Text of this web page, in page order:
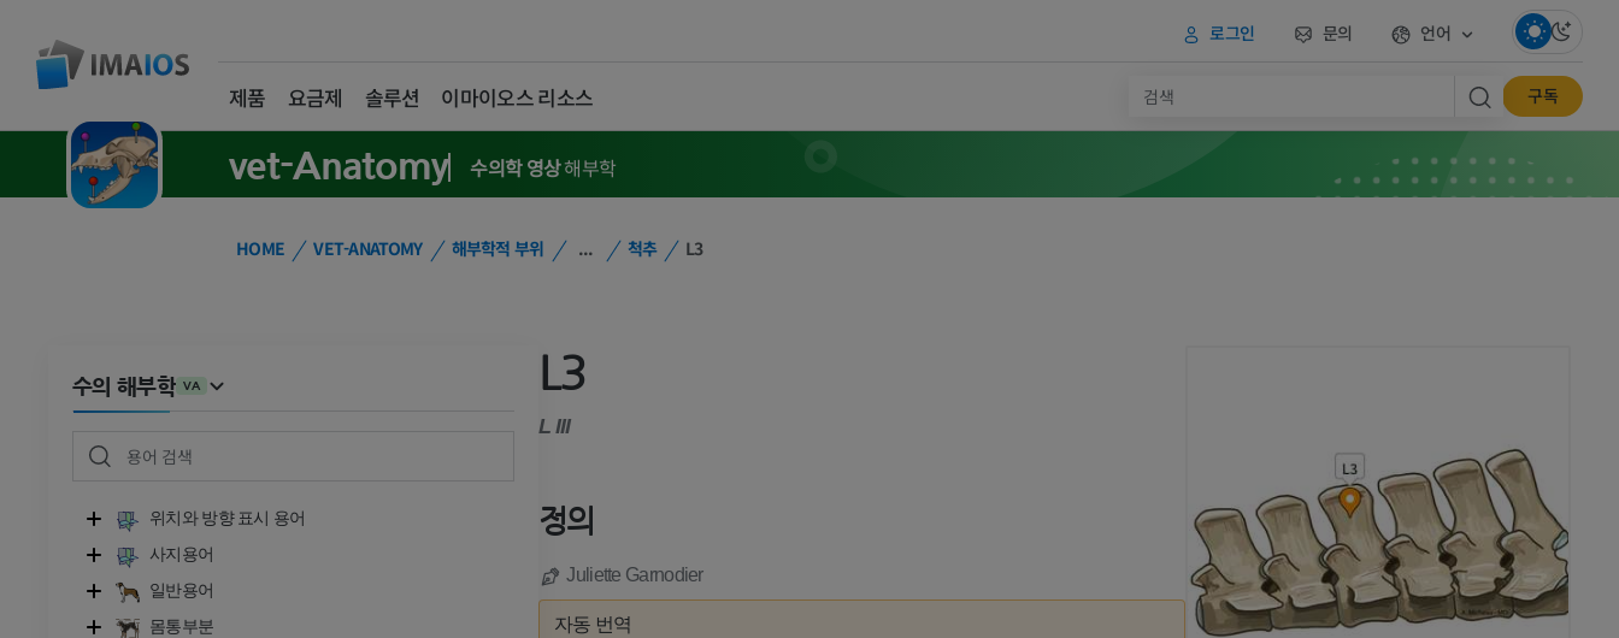
로그인 문의 언어
제품 요금제 솔루션 이마이오스 리소스 구독
vet-Anatomy 수의학 영상해부학
HOME VET-ANATOMY 해부학적 부위 ... 척추 L3
수의 해부학 VA
위치와 방향 표시 용어
사지용어
일반용어
몸통부분
L3
L III
정의
Juliette Garnodier
자동 번역